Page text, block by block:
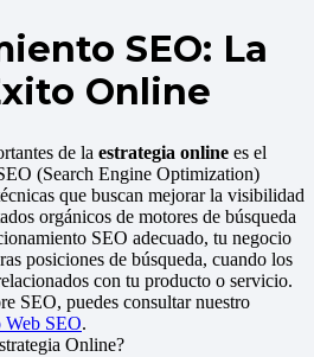
SEO: La
Online
de la estrategia online es el
(Search Engine Optimization)
que buscan mejorar la visibilidad
orgánicos de motores de búsqueda
SEO adecuado, tu negocio
posiciones de búsqueda, cuando los
con tu producto o servicio.
SEO, puedes consultar nuestro
Web SEO.
Online?